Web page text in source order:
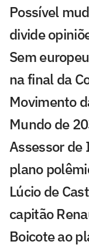
Possível
divide
Sem
na final da
Movimento
Mundo de
Assessor de
plano
Lúcio de
capitão
Boicote ao